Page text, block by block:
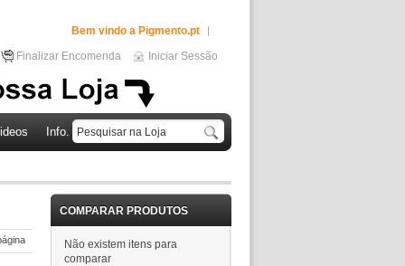
Bem vindo a Pigmento.pt
Finalizar Encomenda
Iniciar Sessão
Info.
COMPARAR PRODUTOS
Não existem itens para
comparar